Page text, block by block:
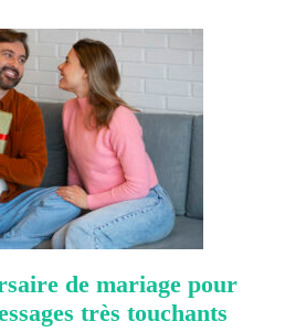
de mariage pour
très touchants